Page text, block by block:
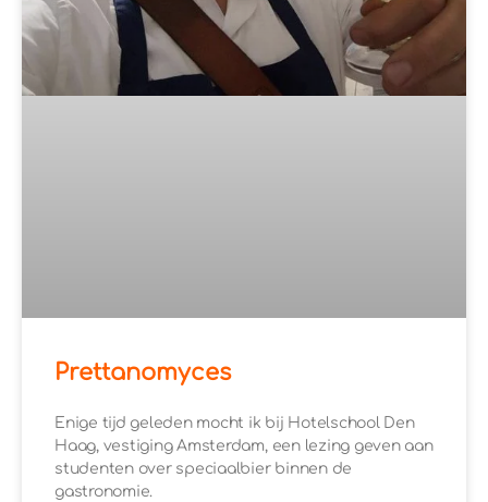
Prettanomyces
Enige tijd geleden mocht ik bij Hotelschool Den
Haag, vestiging Amsterdam, een lezing geven aan
studenten over speciaalbier binnen de
gastronomie.